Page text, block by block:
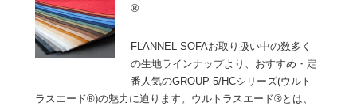
®
FLANNEL SOFAお取り扱い中の数多く
の生地ラインナップより、おすすめ・定
番人気のGROUP-5/HCシリーズ(ウルト
ラスエード®)の魅力に迫ります。ウルトラスエード®とは、